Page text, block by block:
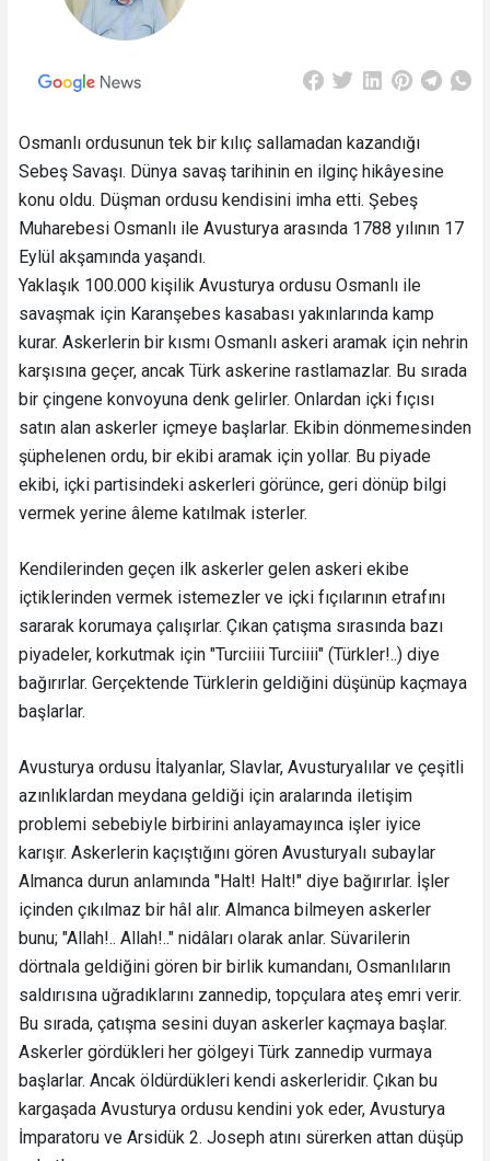
Osmanlı ordusunun tek bir kılıç sallamadan kazandığı
Sebeş Savaşı. Dünya savaş tarihinin en ilginç hikâyesine
konu oldu. Düşman ordusu kendisini imha etti. Şebeş
Muharebesi Osmanlı ile Avusturya arasında 1788 yılının 17
Eylül akşamında yaşandı.
Yaklaşık 100.000 kişilik Avusturya ordusu Osmanlı ile
savaşmak için Karanşebes kasabası yakınlarında kamp
kurar. Askerlerin bir kısmı Osmanlı askeri aramak için nehrin
karşısına geçer, ancak Türk askerine rastlamazlar. Bu sırada
bir çingene konvoyuna denk gelirler. Onlardan içki fıçısı
satın alan askerler içmeye başlarlar. Ekibin dönmemesinden
şüphelenen ordu, bir ekibi aramak için yollar. Bu piyade
ekibi, içki partisindeki askerleri görünce, geri dönüp bilgi
vermek yerine âleme katılmak isterler.
Kendilerinden geçen ilk askerler gelen askeri ekibe
içtiklerinden vermek istemezler ve içki fıçılarının etrafını
sararak korumaya çalışırlar. Çıkan çatışma sırasında bazı
piyadeler, korkutmak için "Turciiii Turciiii" (Türkler!..) diye
bağırırlar. Gerçektende Türklerin geldiğini düşünüp kaçmaya
başlarlar.
Avusturya ordusu İtalyanlar, Slavlar, Avusturyalılar ve çeşitli
azınlıklardan meydana geldiği için aralarında iletişim
problemi sebebiyle birbirini anlayamayınca işler iyice
karışır. Askerlerin kaçıştığını gören Avusturyalı subaylar
Almanca durun anlamında "Halt! Halt!" diye bağırırlar. İşler
içinden çıkılmaz bir hâl alır. Almanca bilmeyen askerler
bunu; "Allah!.. Allah!.." nidâları olarak anlar. Süvarilerin
dörtnala geldiğini gören bir birlik kumandanı, Osmanlıların
saldırısına uğradıklarını zannedip, topçulara ateş emri verir.
Bu sırada, çatışma sesini duyan askerler kaçmaya başlar.
Askerler gördükleri her gölgeyi Türk zannedip vurmaya
başlarlar. Ancak öldürdükleri kendi askerleridir. Çıkan bu
kargaşada Avusturya ordusu kendini yok eder, Avusturya
İmparatoru ve Arsidük 2. Joseph atını sürerken attan düşüp